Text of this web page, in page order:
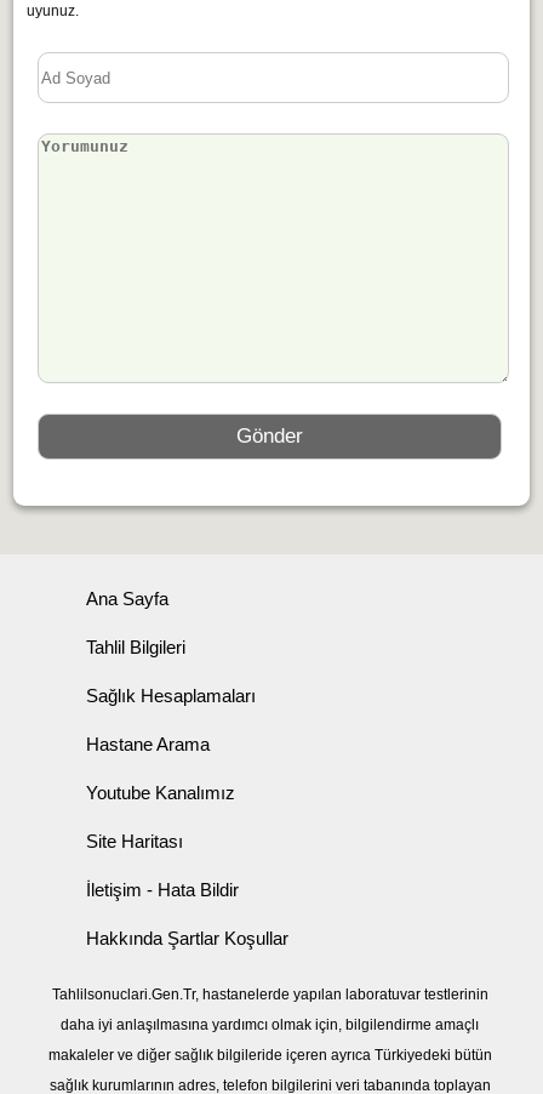
uyunuz.
Ana Sayfa
Tahlil Bilgileri
Sağlık Hesaplamaları
Hastane Arama
Youtube Kanalımız
Site Haritası
İletişim - Hata Bildir
Hakkında Şartlar Koşullar
Tahlilsonuclari.Gen.Tr, hastanelerde yapılan laboratuvar testlerinin
daha iyi anlaşılmasına yardımcı olmak için, bilgilendirme amaçlı
makaleler ve diğer sağlık bilgileride içeren ayrıca Türkiyedeki bütün
sağlık kurumlarının adres, telefon bilgilerini veri tabanında toplayan